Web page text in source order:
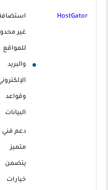
HostGator
غير
للمواقع
والبريد
وقواعد
البيانات
دعم فني
متميز
يتضمن
خيارات